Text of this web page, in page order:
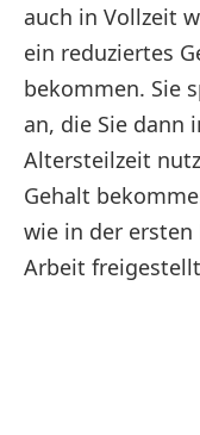
auch in Vollzeit
ein reduziertes
bekommen. Sie
an, die Sie dann
Altersteilzeit
Gehalt
wie in der ersten
Arbeit